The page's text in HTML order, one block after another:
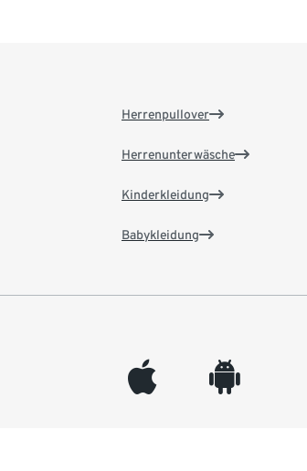
Herrenpullover
Herrenunterwäsche
Kinderkleidung
Babykleidung
appleinc android